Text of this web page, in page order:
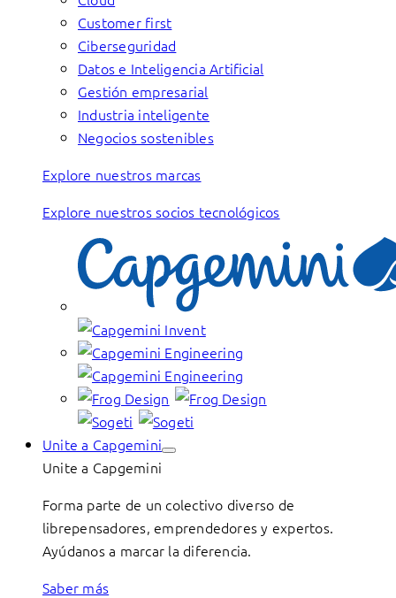
Customer first
Ciberseguridad
Datos e Inteligencia Artificial
Gestión empresarial
Industria inteligente
Negocios sostenibles
Explore nuestros marcas
Explore nuestros socios tecnológicos
Unite a Capgemini
Unite a Capgemini
Forma parte de un colectivo diverso de
librepensadores, emprendedores y expertos.
Ayúdanos a marcar la diferencia.
Saber más